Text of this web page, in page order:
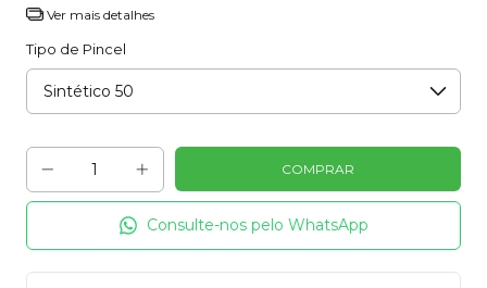
Ver mais detalhes
Tipo de Pincel
Consulte-nos pelo WhatsApp